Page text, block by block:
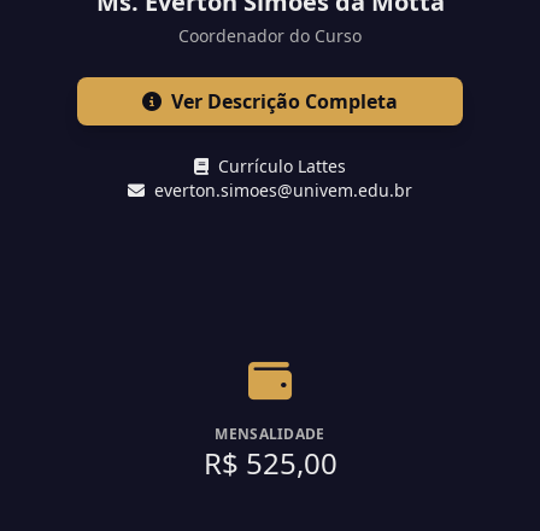
Coordenador do Curso
Ver Descrição Completa
Currículo Lattes
everton.simoes@univem.edu.br
MENSALIDADE
R$ 525,00